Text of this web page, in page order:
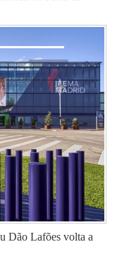
Dão Lafões volta a